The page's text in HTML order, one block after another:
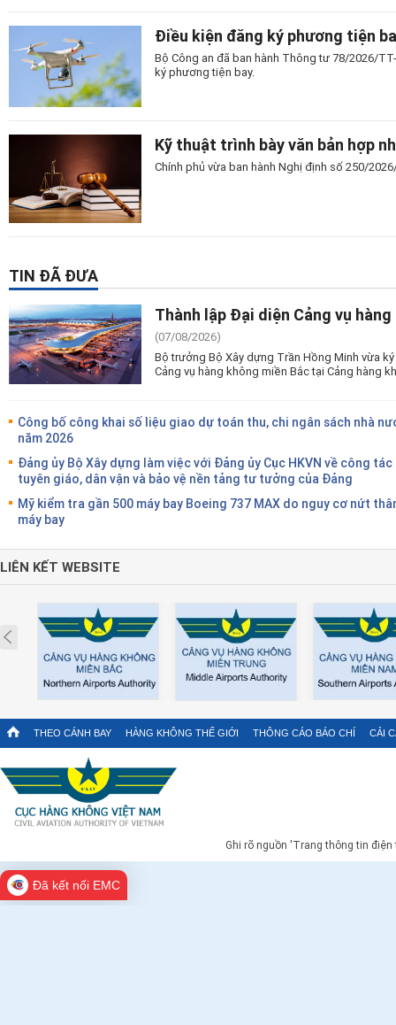
Điều kiện đăng ký phương tiện
Bộ Công an đã ban hành Thông tư 78/2026/
ký phương tiện bay.
Kỹ thuật trình bày văn bản hợp
Chính phủ vừa ban hành Nghị định số 250/
TIN ĐÃ ĐƯA
Thành lập Đại diện Cảng vụ
(07/08/2026)
Bộ trưởng Bộ Xây dựng Trần Hồng Minh vừa
Cảng vụ hàng không miền Bắc tại Cảng hàng
Công bố công khai số liệu giao dự toán thu, chi ngân sách nhà
năm 2026
Đảng ủy Bộ Xây dựng làm việc với Đảng ủy Cục HKVN về công tác
tuyên giáo, dân vận và bảo vệ nền tảng tư tưởng của Đảng
Mỹ kiểm tra gần 500 máy bay Boeing 737 MAX do nguy cơ nứt
máy bay
LIÊN KẾT WEBSITE
Prev
THEO CÁNH BAY HÀNG KHÔNG THẾ GIỚI THÔNG CÁO BÁO CHÍ CẢI
Ghi rõ nguồn 'Trang thông tin
Đã kết nối EMC